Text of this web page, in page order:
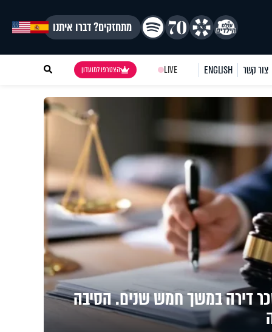
מתחזקים? דברו איתנו
צור קשר ENGLISH
LIVE הצטרפו למועדון
דירה במשך חמש שנים. הסיבה